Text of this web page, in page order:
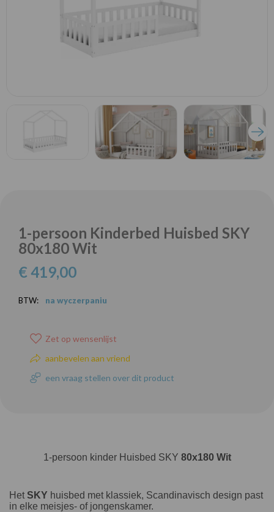
1-persoon Kinderbed Huisbed SKY
80x180 Wit
€ 419,00
BTW: na wyczerpaniu
Zet op wensenlijst
aanbevelen aan vriend
een vraag stellen over dit product
1-persoon kinder Huisbed SKY 80x180 Wit
Het SKY huisbed met klassiek, Scandinavisch design past
in elke meisjes- of jongenskamer.